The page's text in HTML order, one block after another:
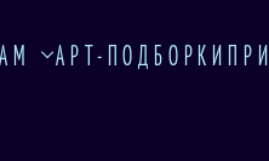
АРТ-ПОДБОРКИ